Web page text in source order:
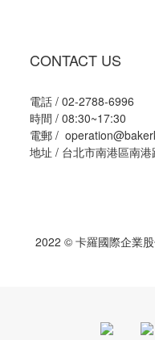
CONTACT US
電話 / 02-2788-6996
時間 / 08:30~17:30
電郵 /
地址 / 台北市南港區南
2022 © 卡羅國際企業